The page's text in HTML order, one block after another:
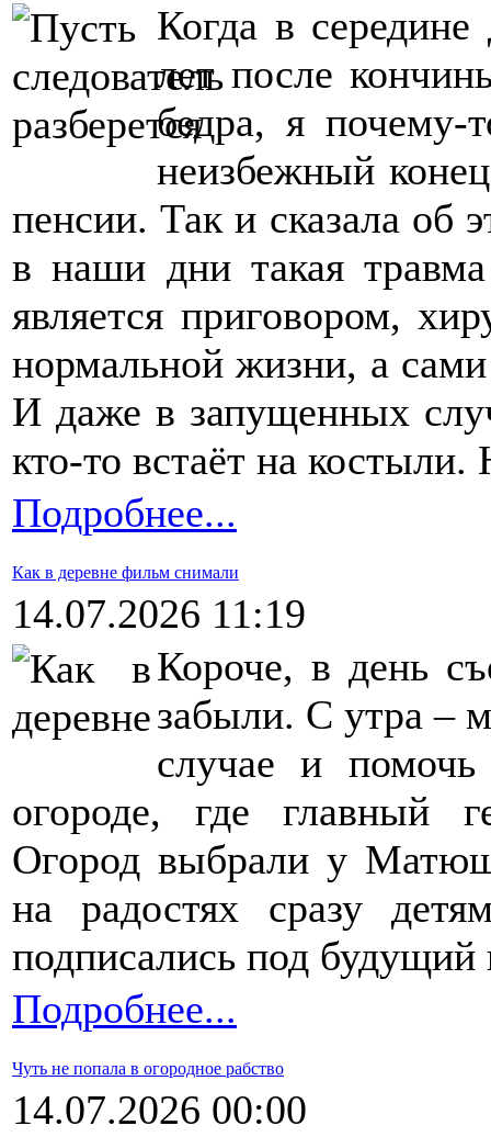
Когда в
лет после
бедра, я почему-
неизбежный
пенсии. Так и сказала об
в наши дни такая
является приговором,
нормальной жизни, а
И даже в запущенных
кто-то встаёт на
Подробнее...
Как в деревне фильм снимали
14.07.2026 11:19
Короче, в день
забыли. С утра –
случае и
огороде, где главный
Огород выбрали у
на радостях сразу
подписались под будущий
Подробнее...
Чуть не попала в огородное рабство
14.07.2026 00:00